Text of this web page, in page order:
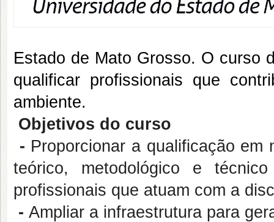
Estado de Mato Grosso. O curso
qualificar profissionais que
ambiente.
Objetivos do curso
- Proporcionar a qualificação em
teórico, metodológico e
profissionais que atuam com a
- Ampliar a infraestrutura para